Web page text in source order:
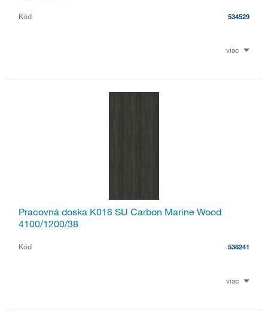
Kód 534529
viac
Pracovná doska K016 SU Carbon Marine Wood
4100/1200/38
Kód 536241
viac